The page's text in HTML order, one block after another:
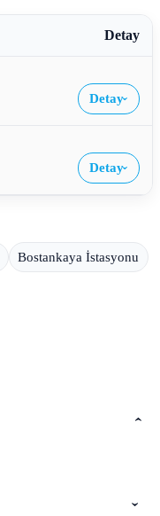
Detay
Detay›
Detay›
Bostankaya İstasyonu